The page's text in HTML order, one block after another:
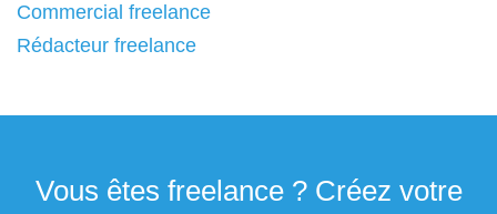
Commercial freelance
Rédacteur freelance
Vous êtes freelance ? Créez votre